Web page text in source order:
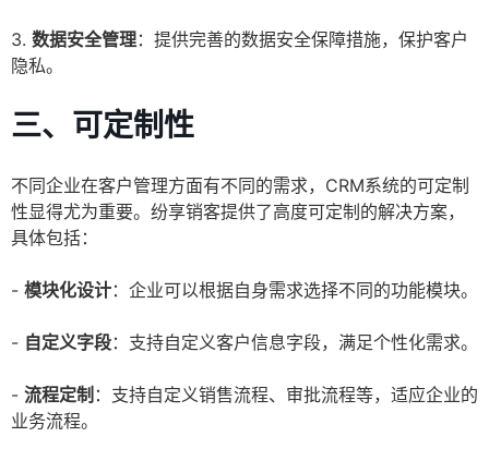
3. 数据安全管理：提供完善的数据安全保障措施，保护客户
隐私。
三、可定制性
不同企业在客户管理方面有不同的需求，CRM系统的可定制
性显得尤为重要。纷享销客提供了高度可定制的解决方案，
具体包括：
- 模块化设计：企业可以根据自身需求选择不同的功能模块。
- 自定义字段：支持自定义客户信息字段，满足个性化需求。
- 流程定制 ：支持自定义销售流程、审批流程等，适应企业的
业务流程。